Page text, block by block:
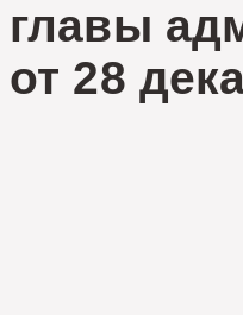
главы
от 28